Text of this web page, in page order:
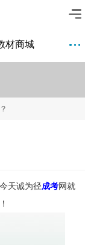
材商城
今天诚为径成考网就